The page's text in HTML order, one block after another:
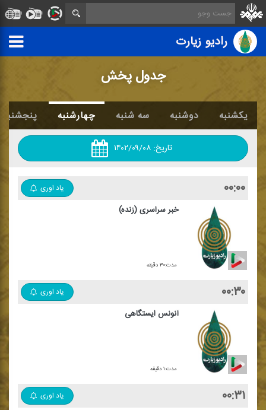
رادیو زیارت
جدول پخش
یکشنبه دوشنبه سه شنبه چهارشنبه پنجشنبه
تاریخ: ۱۴۰۲/۰۹/۰۸
۰۰:۰۰ یاد اوری
خبر سراسری (زنده)
مدت:۳۰ دقیقه
۰۰:۳۰ یاد اوری
آنونس ایستگاهی
مدت:۱ دقیقه
۰۰:۳۱ یاد اوری